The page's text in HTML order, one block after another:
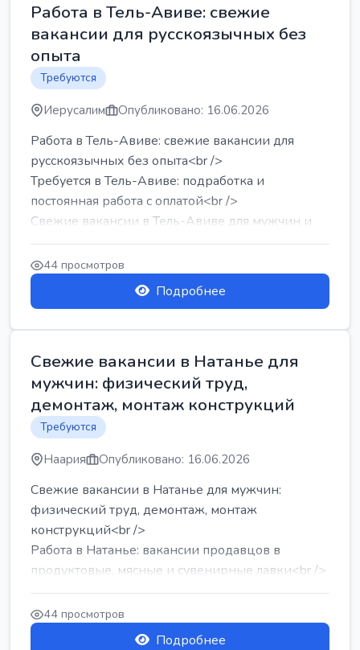
Работа в Тель-Авиве: свежие
вакансии для русскоязычных без
опыта
Требуются
Иерусалим Опубликовано: 16.06.2026
Работа в Тель-Авиве: свежие вакансии для
русскоязычных без опыта<br />
Требуется в Тель-Авиве: подработка и
постоянная работа с оплатой<br />
Свежие вакансии в Тель-Авиве для мужчин и
женщин от хозя...
44 просмотров
Подробнее
Свежие вакансии в Натанье для
мужчин: физический труд,
демонтаж, монтаж конструкций
Требуются
Наария Опубликовано: 16.06.2026
Свежие вакансии в Натанье для мужчин:
физический труд, демонтаж, монтаж
конструкций<br />
Работа в Натанье: вакансии продавцов в
продуктовые, мясные и сувенирные лавки<br />
Разнорабочий на сборку м...
44 просмотров
Подробнее